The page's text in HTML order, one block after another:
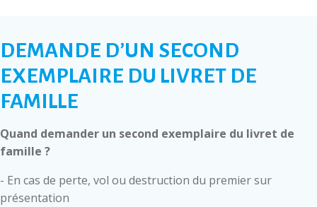
DEMANDE D’UN SECOND
EXEMPLAIRE DU LIVRET DE
FAMILLE
Quand demander un second exemplaire du livret de
famille ?
- En cas de perte, vol ou destruction du premier sur
présentation